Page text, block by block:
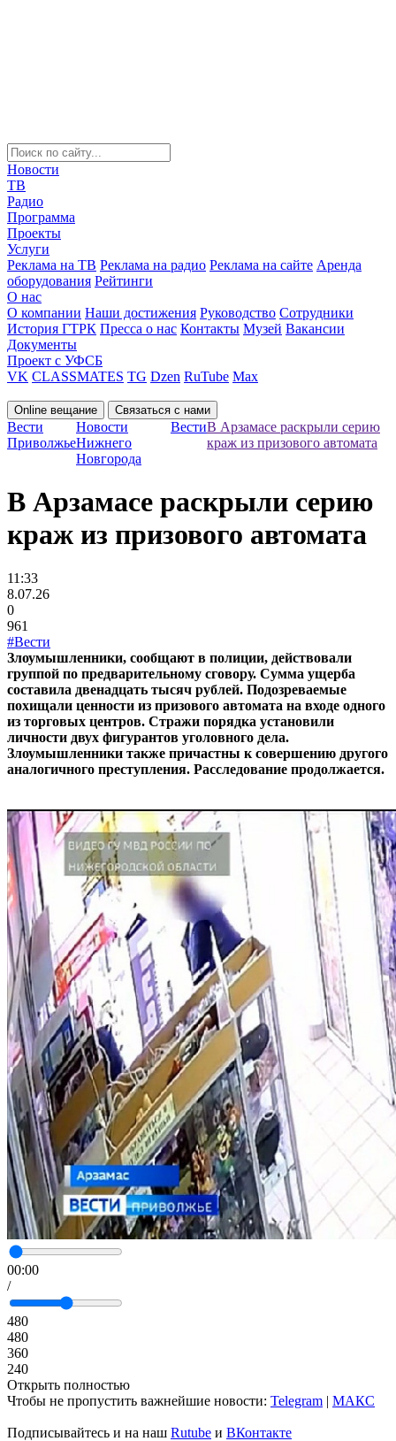
Новости
ТВ
Радио
Программа
Проекты
Услуги
Реклама на ТВ Реклама на радио Реклама на сайте Аренда
оборудования Рейтинги
О нас
О компании Наши достижения Руководство Сотрудники
История ГТРК Пресса о нас Контакты Музей Вакансии
Документы
Проект с УФСБ
VK CLASSMATES TG Dzen RuTube Max
Online вещание Связаться с нами
Вести
Приволжье
Новости
Нижнего
Новгорода
ВестиВ Арзамасе раскрыли серию
краж из призового автомата
В Арзамасе раскрыли серию
краж из призового автомата
11:33
8.07.26
0
961
#Вести
Злоумышленники, сообщают в полиции, действовали
группой по предварительному сговору. Сумма ущерба
составила двенадцать тысяч рублей. Подозреваемые
похищали ценности из призового автомата на входе одного
из торговых центров. Стражи порядка установили
личности двух фигурантов уголовного дела.
Злоумышленники также причастны к совершению другого
аналогичного преступления. Расследование продолжается.
00:00
/
480
480
360
240
Открыть полностью
Чтобы не пропустить важнейшие новости: Telegram | MAКС
Подписывайтесь и на наш Rutube и ВКонтакте